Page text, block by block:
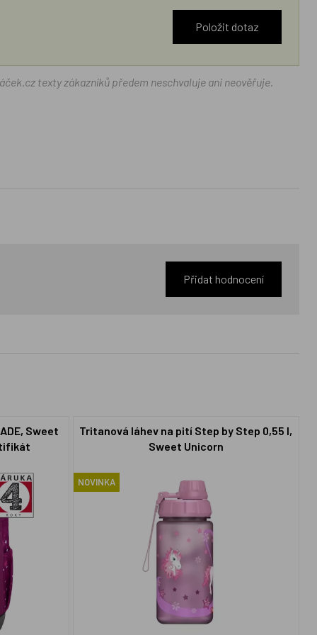
Položit dotaz
texty zákazníků předem neschvaluje ani neověřuje.
Přidat hodnocení
Sweet
Tritanová láhev na pití Step by Step 0,55 l,
Sweet Unicorn
NOVINKA